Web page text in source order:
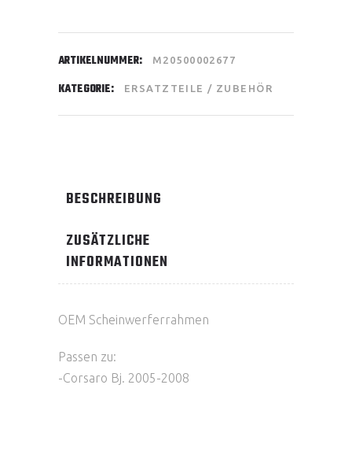
ARTIKELNUMMER: M20500002677
KATEGORIE: ERSATZTEILE / ZUBEHÖR
BESCHREIBUNG
ZUSÄTZLICHE
INFORMATIONEN
OEM Scheinwerferrahmen
Passen zu:
-Corsaro Bj. 2005-2008